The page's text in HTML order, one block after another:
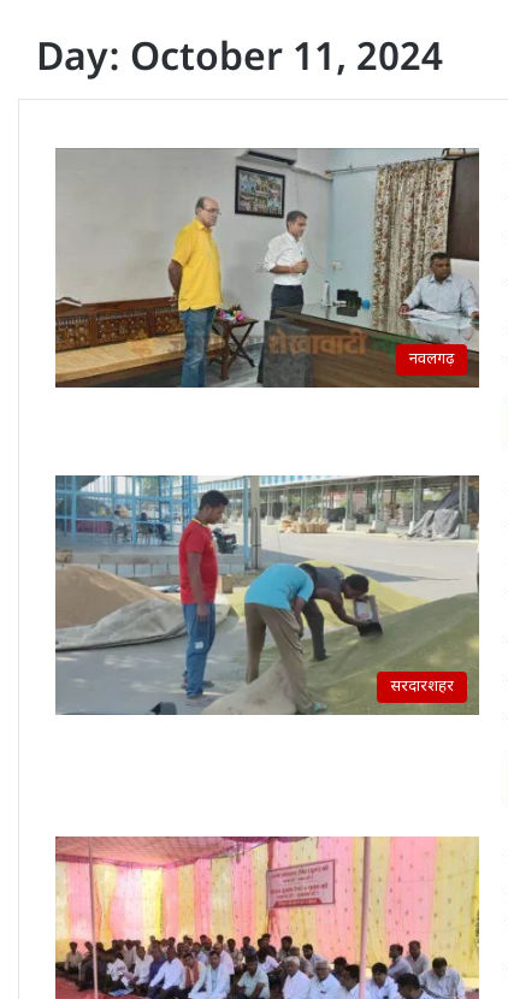
Day: October 11, 2024
नवलगढ़
सरदारशहर